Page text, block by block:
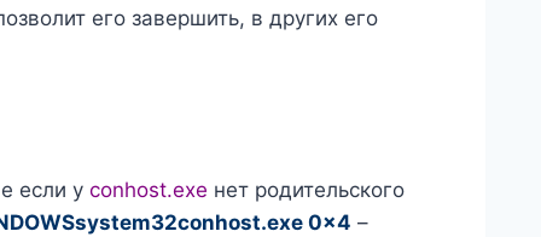
его завершить, в других его
если у conhost.exe нет родительского
0x4 –